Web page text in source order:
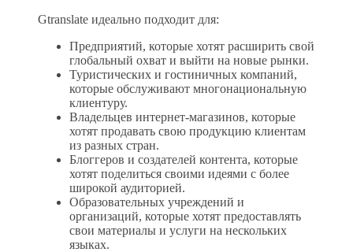
Gtranslate идеально подходит для:
Предприятий, которые хотят расширить свой
глобальный охват и выйти на новые рынки.
Туристических и гостиничных компаний,
которые обслуживают многонациональную
клиентуру.
Владельцев интернет-магазинов, которые
хотят продавать свою продукцию клиентам
из разных стран.
Блоггеров и создателей контента, которые
хотят поделиться своими идеями с более
широкой аудиторией.
Образовательных учреждений и
организаций, которые хотят предоставлять
свои материалы и услуги на нескольких
языках.